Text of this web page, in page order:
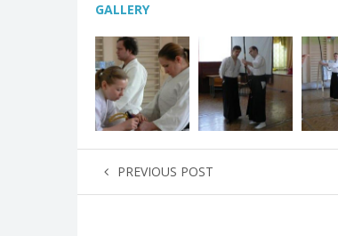
GALLERY
PREVIOUS POST